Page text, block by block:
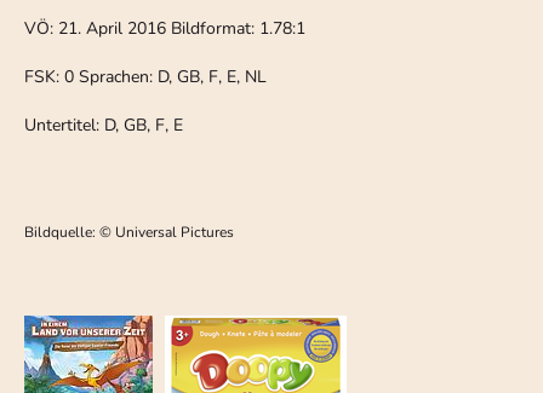
VÖ: 21. April 2016 Bildformat: 1.78:1
FSK: 0 Sprachen: D, GB, F, E, NL
Untertitel: D, GB, F, E
Bildquelle: © Universal Pictures